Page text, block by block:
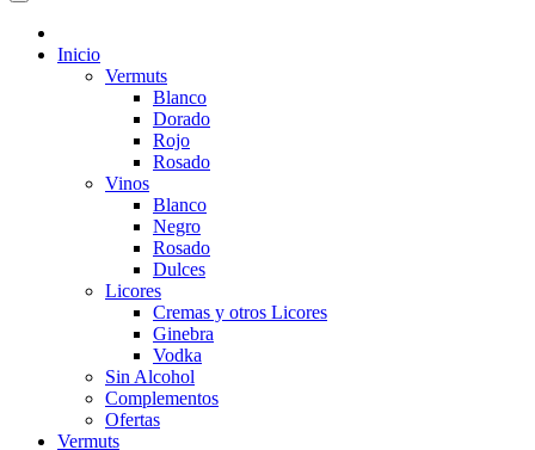
Inicio
Vermuts
Blanco
Dorado
Rojo
Rosado
Vinos
Blanco
Negro
Rosado
Dulces
Licores
Cremas y otros Licores
Ginebra
Vodka
Sin Alcohol
Complementos
Ofertas
Vermuts